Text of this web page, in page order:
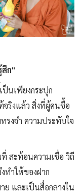
ก"
นเพียงกระปุก
ริงแล้ว สิ่งที่ผู้คนซื้อ
รงจำ ความประทับใจ
สะท้อนความเชื่อ วิถี
ทำให้ของฝาก
ย และเป็นสื่อกลางใน